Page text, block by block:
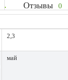
Отзывы 0
2,3
май